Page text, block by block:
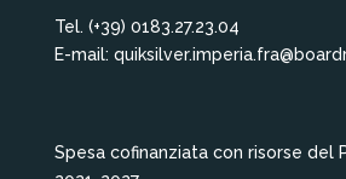
Tel. (+39) 0183.27.23.04
E-mail:
Spesa cofinanziata con risorse del